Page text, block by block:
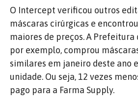
O Intercept verificou outros
máscaras cirúrgicas e
maiores de preços. A Prefeitura
por exemplo, comprou
similares em janeiro deste ano
unidade. Ou seja, 12 vezes
pago para a Farma Supply.